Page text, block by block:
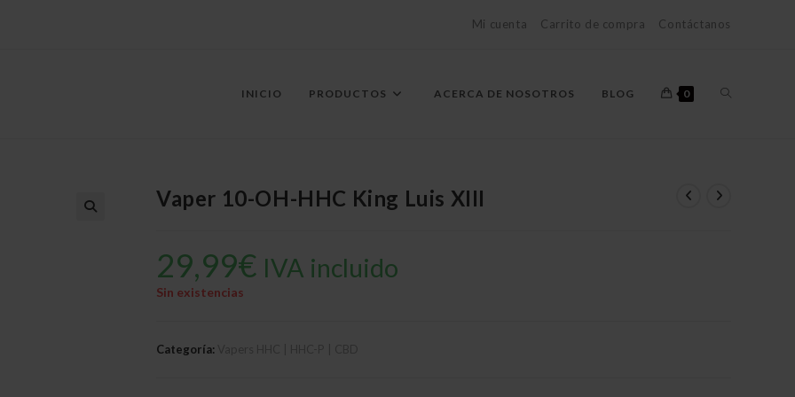
Mi cuenta Carrito de compra Contáctanos
INICIO PRODUCTOS ACERCA DE NOSOTROS BLOG 0 ALTERNAR
Vaper 10-OH-HHC King Luis XIII
29,99€ IVA incluido
Sin existencias
Categoría: